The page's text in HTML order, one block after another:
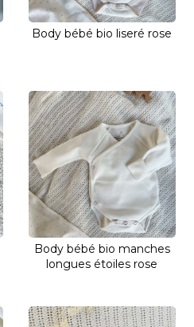
Body bébé bio liseré rose
Body bébé bio manches
longues étoiles rose